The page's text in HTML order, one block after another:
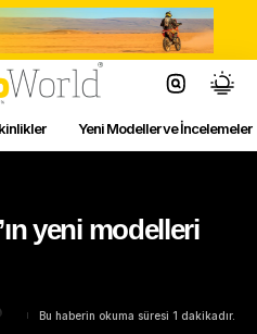
Yeni Modeller ve İncelemeler
yeni modelleri
Bu haberin okuma süresi 1 dakikadır.